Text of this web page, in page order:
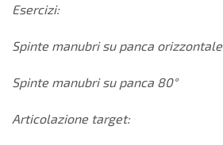
Esercizi:
Spinte manubri su panca orizzontale
Spinte manubri su panca 80°
Articolazione target: